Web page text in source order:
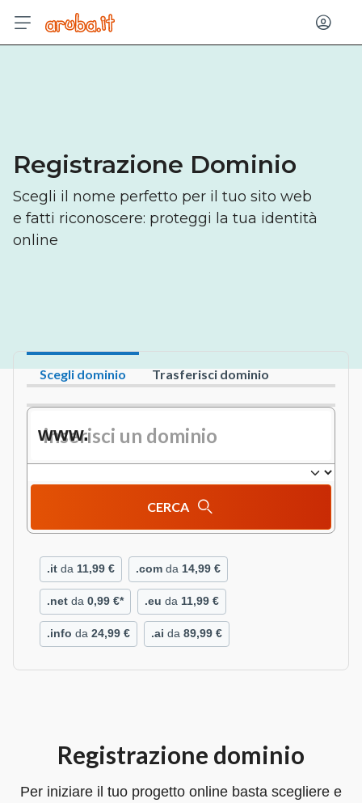
Registrazione Dominio
Scegli il nome perfetto per il tuo sito web
e fatti riconoscere: proteggi la tua identità
online
Scegli dominio Trasferisci dominio
www.
CERCA
.it da 11,99 € .com da 14,99 €
.net da 0,99 €* .eu da 11,99 €
.info da 24,99 € .ai da 89,99 €
Registrazione dominio
Per iniziare il tuo progetto online basta scegliere e